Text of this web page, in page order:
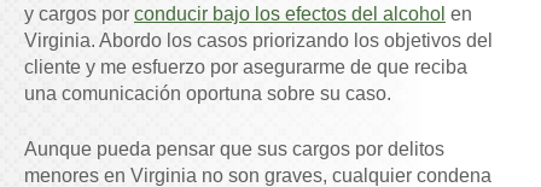
y cargos por conducir bajo los efectos del alcohol en
Virginia. Abordo los casos priorizando los objetivos del
cliente y me esfuerzo por asegurarme de que reciba
una comunicación oportuna sobre su caso.
Aunque pueda pensar que sus cargos por delitos
menores en Virginia no son graves, cualquier condena